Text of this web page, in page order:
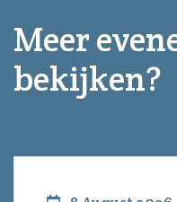
Meer
bekijken?